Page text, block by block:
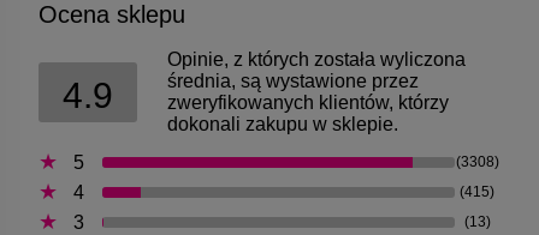
Ocena sklepu
4.9
Opinie, z których została wyliczona
średnia, są wystawione przez
zweryfikowanych klientów, którzy
dokonali zakupu w sklepie.
5
(3308)
4 (415)
3 (13)